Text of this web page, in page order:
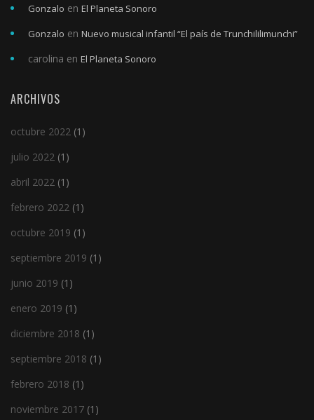
Gonzalo en El Planeta Sonoro
Gonzalo en Nuevo musical infantil “El país de Trunchililimunchi”
carolina en El Planeta Sonoro
ARCHIVOS
octubre 2022 (1)
julio 2022 (1)
abril 2022 (1)
febrero 2022 (1)
octubre 2019 (1)
septiembre 2019 (1)
junio 2019 (1)
enero 2019 (1)
diciembre 2018 (1)
septiembre 2018 (1)
febrero 2018 (1)
noviembre 2017 (1)